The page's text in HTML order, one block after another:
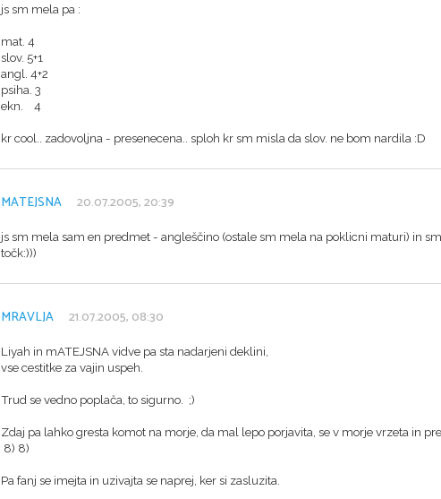
js sm mela pa :
mat. 4
slov. 5+1
angl. 4+2
psiha. 3
ekn. 4
kr cool.. zadovoljna - presenecena.. sploh kr sm misla da slov. ne bom nardila :D
MATEJSNA 20.07.2005, 20:39
js sm mela sam en predmet - angleščino (ostale sm mela na poklicni maturi) in
točk:)))
MRAVLJA 21.07.2005, 08:30
Liyah in mATEJSNA vidve pa sta nadarjeni deklini,
vse cestitke za vajin uspeh.
Trud se vedno poplača, to sigurno. ;)
Zdaj pa lahko gresta komot na morje, da mal lepo porjavita, se v morje vrzeta in
8) 8)
Pa fanj se imejta in uzivajta se naprej, ker si zasluzita.